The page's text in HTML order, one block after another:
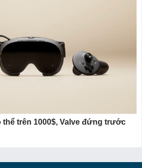
thể trên 1000$, Valve đứng trước